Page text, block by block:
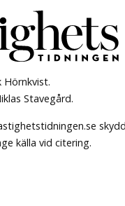
Hörnkvist.
Stavegård.
källa vid citering.